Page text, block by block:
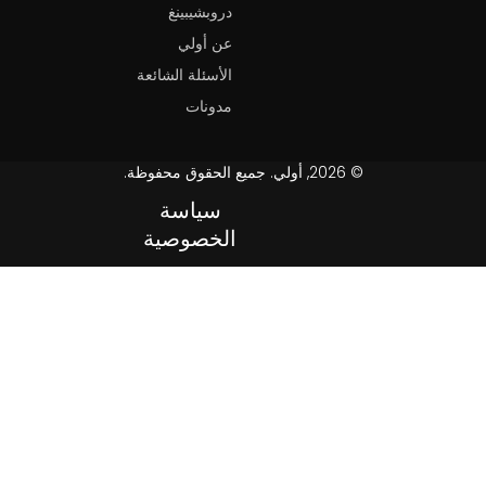
دروبشيبينغ
عن أولي
الأسئلة الشائعة
مدونات
© 2026, أولي. جميع الحقوق محفوظة.
سياسة
الخصوصية